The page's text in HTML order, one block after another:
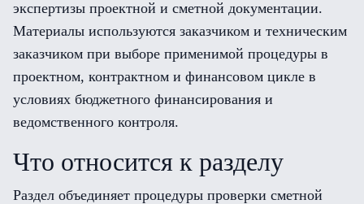
экспертизы проектной и сметной документации.
Материалы используются заказчиком и техническим
заказчиком при выборе применимой процедуры в
проектном, контрактном и финансовом цикле в
условиях бюджетного финансирования и
ведомственного контроля.
Что относится к разделу
Раздел объединяет процедуры проверки сметной